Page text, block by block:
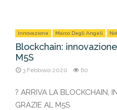
Innovazione Marco Degli Angeli
Blockchain:
M5S
3 Febbraio 2020 60
? ARRIVA LA BLOCKCHAIN,
GRAZIE AL M5S